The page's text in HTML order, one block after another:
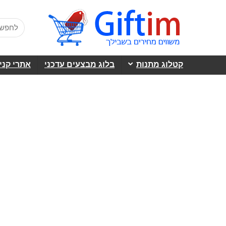
קטלוג מתנות בלוג מבצעים עדכני אתרי